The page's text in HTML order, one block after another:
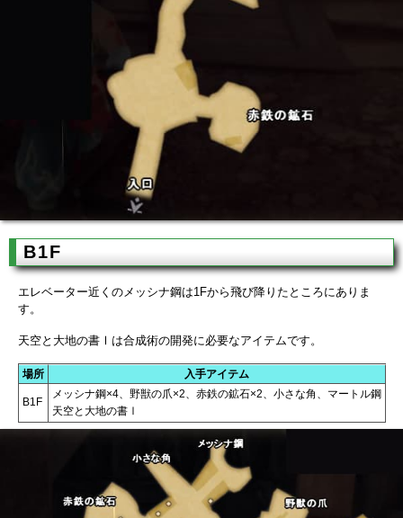
B1F
エレベーター近くのメッシナ鋼は1Fから飛び降りたところにありま
す。
天空と大地の書Ⅰは合成術の開発に必要なアイテムです。
場所 入手アイテム
B1F
メッシナ鋼×4、野獣の爪×2、赤鉄の鉱石×2、小さな角、マートル鋼
天空と大地の書Ⅰ